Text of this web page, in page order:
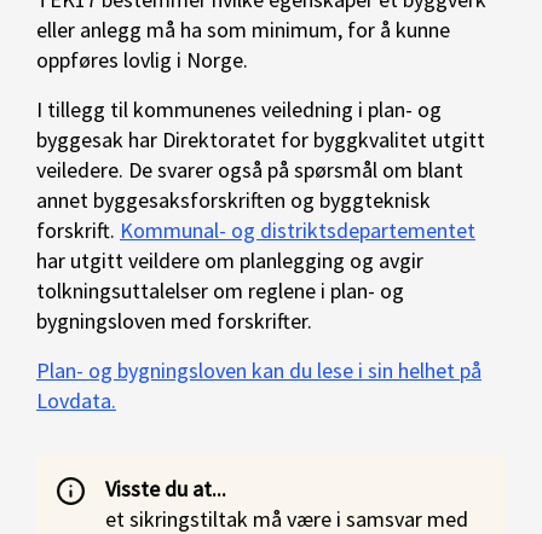
eller anlegg må ha som minimum, for å kunne
oppføres lovlig i Norge.
I tillegg til kommunenes veiledning i plan- og
byggesak har Direktoratet for byggkvalitet utgitt
veiledere. De svarer også på spørsmål om blant
annet byggesaksforskriften og byggteknisk
forskrift. Kommunal- og distriktsdepartementet
har utgitt veildere om planlegging og avgir
tolkningsuttalelser om reglene i plan- og
bygningsloven med forskrifter.
Plan- og bygningsloven kan du lese i sin helhet på
Lovdata.
Visste du at...
et sikringstiltak må være i samsvar med